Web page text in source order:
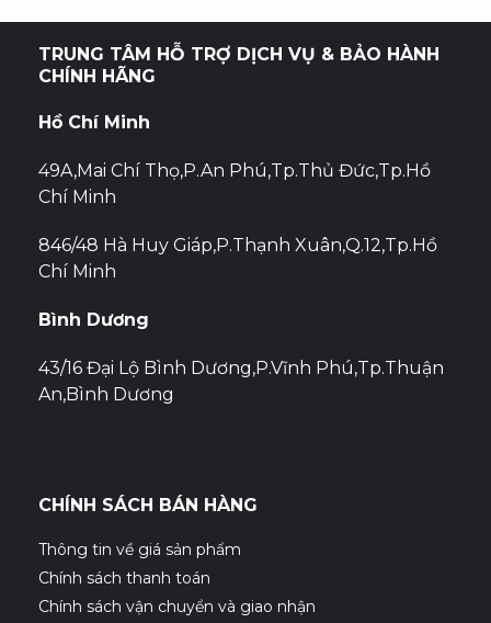
TRUNG TÂM HỖ TRỢ DỊCH VỤ & BẢO HÀNH
CHÍNH HÃNG
Hồ Chí Minh
49A,Mai Chí Thọ,P.An Phú,Tp.Thủ Đức,Tp.Hồ
Chí Minh
846/48 Hà Huy Giáp,P.Thạnh Xuân,Q.12,Tp.Hồ
Chí Minh
Bình Dương
43/16 Đại Lộ Bình Dương,P.Vĩnh Phú,Tp.Thuận
An,Bình Dương
CHÍNH SÁCH BÁN HÀNG
Thông tin về giá sản phẩm
Chính sách thanh toán
Chính sách vận chuyển và giao nhận